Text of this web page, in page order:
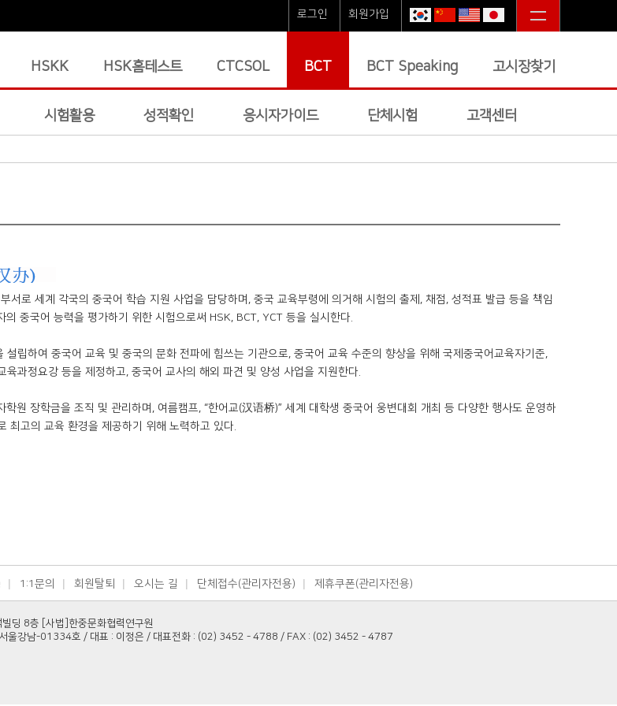
로그인 회원가입
HSKK HSK홈테스트 CTCSOL BCT BCT Speaking 고시장찾기
시험활용 성적확인 응시자가이드 단체시험 고객센터
서로 세계 각국의 중국어 학습 지원 사업을 담당하며, 중국 교육부령에 의거해 시험의 출제, 채점, 성적표 발급 등을 책임
중국어 능력을 평가하기 위한 시험으로써 HSK, BCT, YCT 등을 실시한다.
설립하여 중국어 교육 및 중국의 문화 전파에 힘쓰는 기관으로, 중국어 교육 수준의 향상을 위해 국제중국어교육자기준,
육과정요강 등을 제정하고, 중국어 교사의 해외 파견 및 양성 사업을 지원한다.
원 장학금을 조직 및 관리하며, 여름캠프, “한어교(汉语桥)” 세계 대학생 중국어 웅변대회 개최 등 다양한 행사도 운영하
최고의 교육 환경을 제공하기 위해 노력하고 있다.
1:1문의 회원탈퇴 오시는 길 단체접수(관리자전용) 제휴쿠폰(관리자전용)
딩 8층 [사법]한중문화협력연구원
울강남-01334호 / 대표 : 이정은 / 대표전화 : (02) 3452 - 4788 / FAX : (02) 3452 - 4787